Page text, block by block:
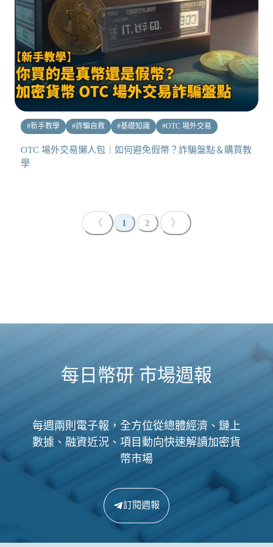
#新手教學 #詐騙自救 #基礎知識 #OTC 場外交易
OTC 場外交易懶人包｜如何避免假幣？詐騙盤點＆購買教
學
〈 1 2 〉
每日幣研 市場週報
每週兩則電子報，全方位從總體經濟、鏈上
數據、融資近況、項目動向快速解讀加密貨
幣市場
訂閱週報